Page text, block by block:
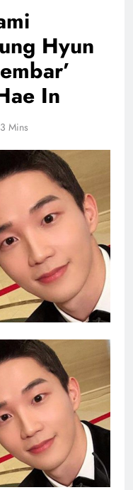
Hyun
In
3 Mins